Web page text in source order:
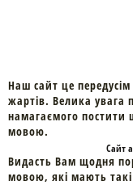
Наш сайт це
жартів. Велика увага
намагаємого постити
мовою.
Cайт
Видасть Вам щодня
мовою, які мають такі